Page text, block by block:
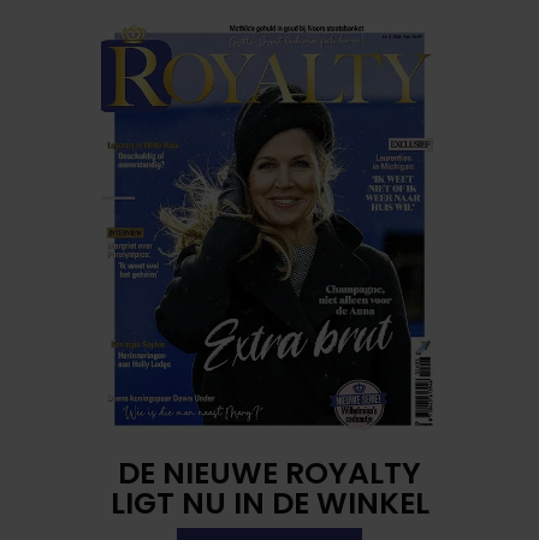
DE NIEUWE ROYALTY
LIGT NU IN DE WINKEL